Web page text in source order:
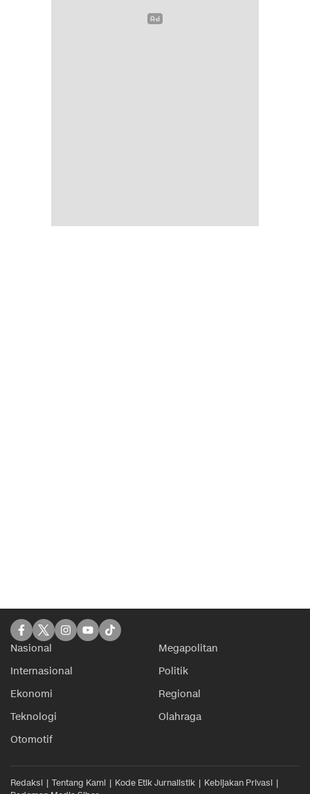
Nasional
Megapolitan
Internasional
Politik
Ekonomi
Regional
Teknologi
Olahraga
Otomotif
Redaksi Tentang Kami Kode Etik Jurnalistik
Kebijakan Privasi